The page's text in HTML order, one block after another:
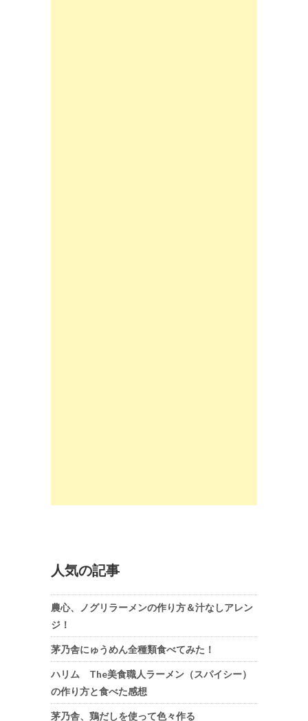
人気の記事
農心、ノグリラーメンの作り方＆汁なしアレン
ジ！
茅乃舎にゅうめん全種類食べてみた！
ハリム The美食職人ラーメン（スパイシー）
の作り方と食べた感想
茅乃舎、鶏だしを使って色々作る